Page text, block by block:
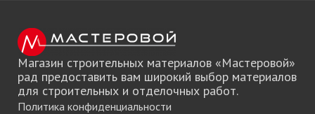
Магазин строительных материалов «Мастеровой»
рад предоставить вам широкий выбор материалов
для строительных и отделочных работ.
Политика конфиденциальности